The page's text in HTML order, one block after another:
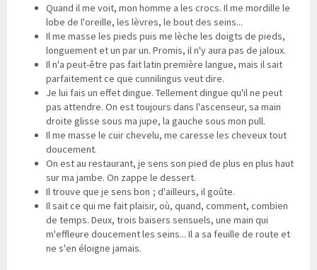
Quand il me voit, mon homme a les crocs. Il me mordille le
lobe de l'oreille, les lèvres, le bout des seins...
Il me masse les pieds puis me lèche les doigts de pieds,
longuement et un par un. Promis, il n'y aura pas de jaloux.
Il n'a peut-être pas fait latin première langue, mais il sait
parfaitement ce que cunnilingus veut dire.
Je lui fais un effet dingue. Tellement dingue qu'il ne peut
pas attendre. On est toujours dans l'ascenseur, sa main
droite glisse sous ma jupe, la gauche sous mon pull.
Il me masse le cuir chevelu, me caresse les cheveux tout
doucement.
On est au restaurant, je sens son pied de plus en plus haut
sur ma jambe. On zappe le dessert.
Il trouve que je sens bon ; d'ailleurs, il goûte.
Il sait ce qui me fait plaisir, où, quand, comment, combien
de temps. Deux, trois baisers sensuels, une main qui
m'effleure doucement les seins... Il a sa feuille de route et
ne s'en éloigne jamais.